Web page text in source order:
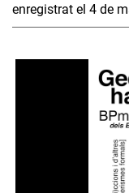
enregistrat el 4 de